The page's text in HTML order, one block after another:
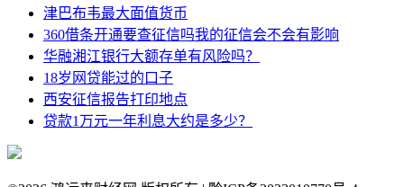
津巴布韦最大面值货币
360借条开通要查征信吗我的征信会不会有影响
华融湘江银行大额存单有风险吗？
18岁网贷能过的口子
西安征信报告打印地点
贷款1万元一年利息大约是多少？